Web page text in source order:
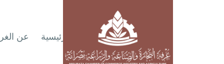
الرئيسية عن